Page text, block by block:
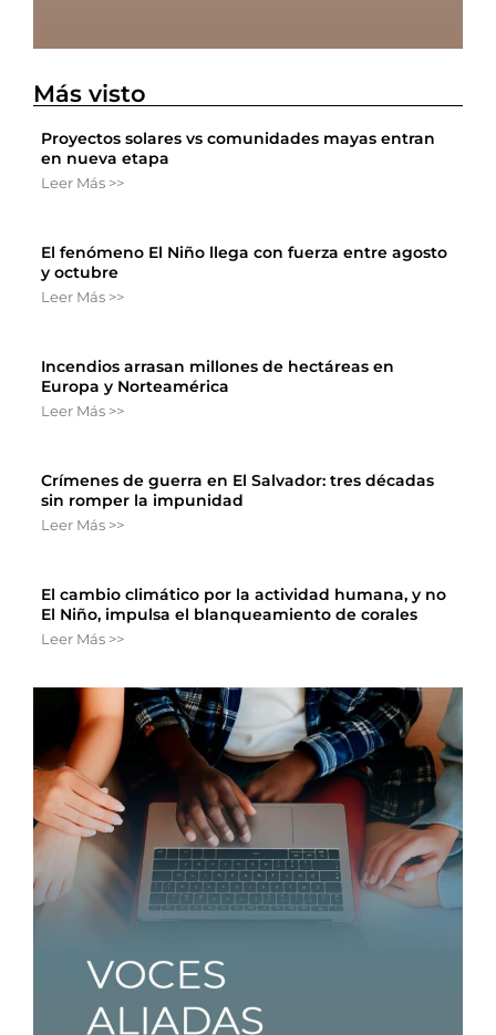
Más visto
Proyectos solares vs comunidades mayas entran
en nueva etapa
Leer Más >>
El fenómeno El Niño llega con fuerza entre agosto
y octubre
Leer Más >>
Incendios arrasan millones de hectáreas en
Europa y Norteamérica
Leer Más >>
Crímenes de guerra en El Salvador: tres décadas
sin romper la impunidad
Leer Más >>
El cambio climático por la actividad humana, y no
El Niño, impulsa el blanqueamiento de corales
Leer Más >>